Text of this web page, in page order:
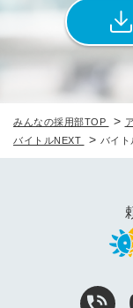
みんなの採用部TOP >
バイトルNEXT > バイト